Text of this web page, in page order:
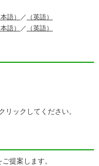
本語） ／
（英語）
本語） ／ （英語）
リックしてください。
提案します。